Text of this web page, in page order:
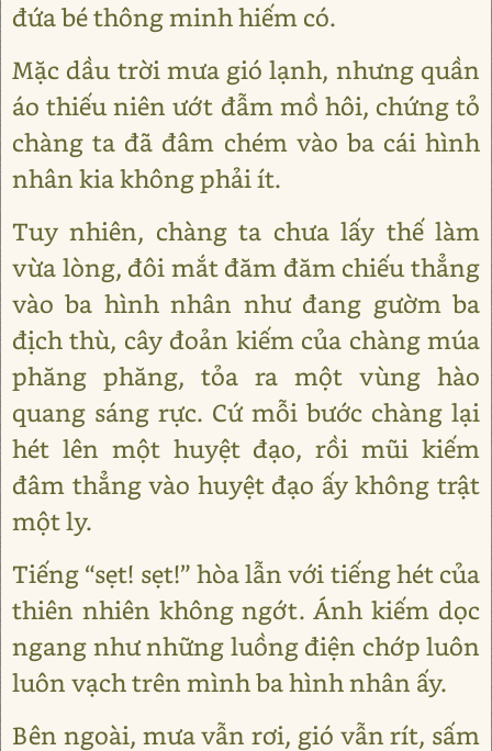
đứa bé thông minh hiếm có.
Mặc dầu trời mưa gió lạnh, nhưng quần
áo thiếu niên ướt đẫm mồ hôi, chứng tỏ
chàng ta đã đâm chém vào ba cái hình
nhân kia không phải ít.
Tuy nhiên, chàng ta chưa lấy thế làm
vừa lòng, đôi mắt đăm đăm chiếu thẳng
vào ba hình nhân như đang gườm ba
địch thù, cây đoản kiếm của chàng múa
phăng phăng, tỏa ra một vùng hào
quang sáng rực. Cứ mỗi bước chàng lại
hét lên một huyệt đạo, rồi mũi kiếm
đâm thẳng vào huyệt đạo ấy không trật
một ly.
Tiếng “sẹt! sẹt!” hòa lẫn với tiếng hét của
thiên nhiên không ngớt. Ánh kiếm dọc
ngang như những luồng điện chớp luôn
luôn vạch trên mình ba hình nhân ấy.
Bên ngoài, mưa vẫn rơi, gió vẫn rít, sấm